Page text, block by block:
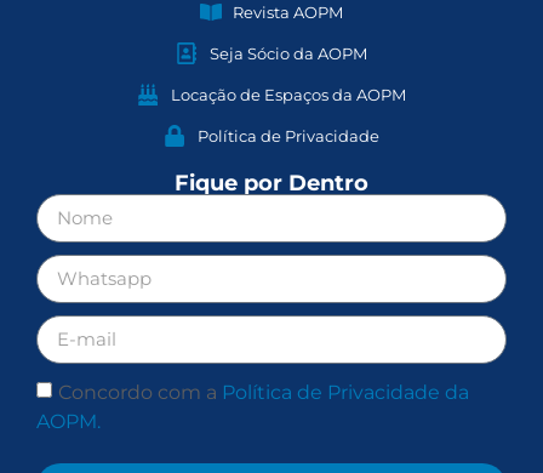
Revista AOPM
Seja Sócio da AOPM
Locação de Espaços da AOPM
Política de Privacidade
Fique por Dentro
Concordo com a Política de Privacidade da
AOPM.